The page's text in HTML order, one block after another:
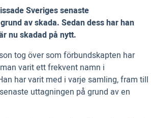
Sveriges senaste
av skada. Sedan dess har han
nu skadad på nytt.
tog över som förbundskapten har
varit ett frekvent namn i
har varit med i varje samling, fram till
uttagningen på grund av en